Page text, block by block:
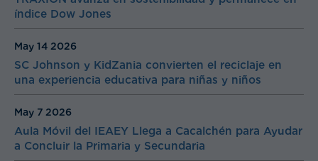
índice Dow Jones
SC Johnson y KidZania convierten el reciclaje en
una experiencia educativa para niñas y niños
May 14 2026
Aula Móvil del IEAEY Llega a Cacalchén para Ayudar
a Concluir la Primaria y Secundaria
May 7 2026